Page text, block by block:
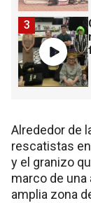
3
Alrededor de
rescatistas
y el granizo
marco de una
amplia zona